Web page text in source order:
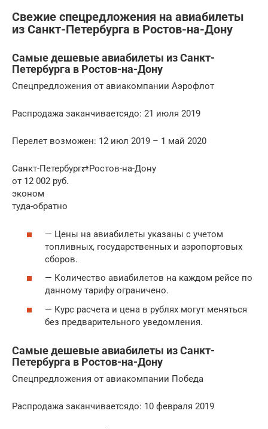
Свежие спецредложения на авиабилеты
из Санкт-Петербурга в Ростов-на-Дону
Самые дешевые авиабилеты из Санкт-
Петербурга в Ростов-на-Дону
Спецпредложения от авиакомпании Аэрофлот
Распродажа заканчиваетсядо: 21 июля 2019
Перелет возможен: 12 июл 2019 – 1 май 2020
Санкт-Петербург⇄Ростов-на-Дону
от 12 002 руб.
эконом
туда-обратно
— Цены на авиабилеты указаны с учетом
топливных, государственных и аэропортовых
сборов.
— Количество авиабилетов на каждом рейсе по
данному тарифу ограничено.
— Курс расчета и цена в рублях могут меняться
без предварительного уведомления.
Самые дешевые авиабилеты из Санкт-
Петербурга в Ростов-на-Дону
Спецпредложения от авиакомпании Победа
Распродажа заканчиваетсядо: 10 февраля 2019